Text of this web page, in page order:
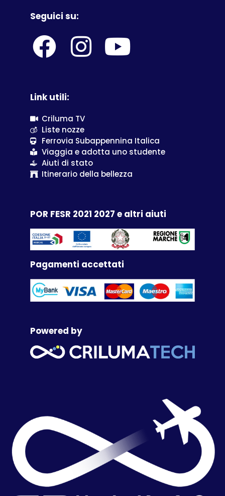
Seguici su:
Link utili:
Criluma TV
Liste nozze
Ferrovia Subappennina Italica
Viaggia e adotta uno studente
Aiuti di stato
Itinerario della bellezza
POR FESR 2021 2027 e altri aiuti
Pagamenti accettati
Powered by